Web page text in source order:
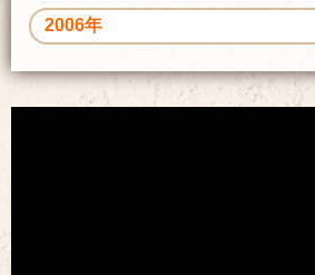
2006年